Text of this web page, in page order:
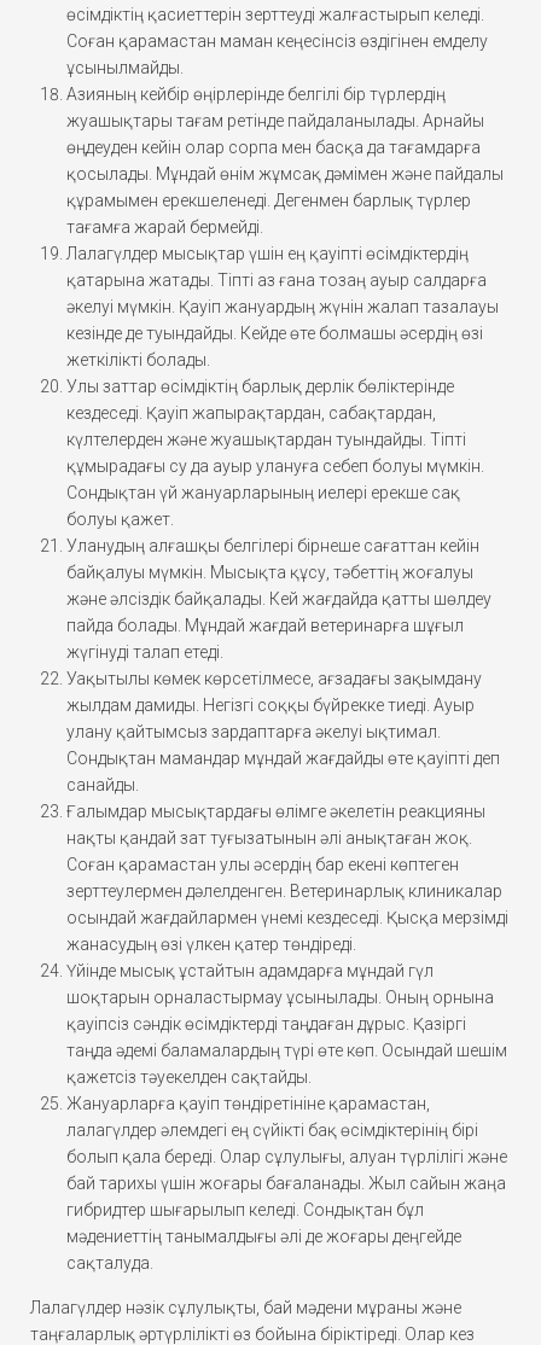
өсімдіктің қасиеттерін зерттеуді жалғастырып келеді.
Соған қарамастан маман кеңесінсіз өздігінен емделу
ұсынылмайды.
Азияның кейбір өңірлерінде белгілі бір түрлердің
жуашықтары тағам ретінде пайдаланылады. Арнайы
өңдеуден кейін олар сорпа мен басқа да тағамдарға
қосылады. Мұндай өнім жұмсақ дәмімен және пайдалы
құрамымен ерекшеленеді. Дегенмен барлық түрлер
тағамға жарай бермейді.
Лалагүлдер мысықтар үшін ең қауіпті өсімдіктердің
қатарына жатады. Тіпті аз ғана тозаң ауыр салдарға
әкелуі мүмкін. Қауіп жануардың жүнін жалап тазалауы
кезінде де туындайды. Кейде өте болмашы әсердің өзі
жеткілікті болады.
Улы заттар өсімдіктің барлық дерлік бөліктерінде
кездеседі. Қауіп жапырақтардан, сабақтардан,
күлтелерден және жуашықтардан туындайды. Тіпті
құмырадағы су да ауыр улануға себеп болуы мүмкін.
Сондықтан үй жануарларының иелері ерекше сақ
болуы қажет.
Уланудың алғашқы белгілері бірнеше сағаттан кейін
байқалуы мүмкін. Мысықта құсу, тәбеттің жоғалуы
және әлсіздік байқалады. Кей жағдайда қатты шөлдеу
пайда болады. Мұндай жағдай ветеринарға шұғыл
жүгінуді талап етеді.
Уақытылы көмек көрсетілмесе, ағзадағы зақымдану
жылдам дамиды. Негізгі соққы бүйрекке тиеді. Ауыр
улану қайтымсыз зардаптарға әкелуі ықтимал.
Сондықтан мамандар мұндай жағдайды өте қауіпті деп
санайды.
Ғалымдар мысықтардағы өлімге әкелетін реакцияны
нақты қандай зат туғызатынын әлі анықтаған жоқ.
Соған қарамастан улы әсердің бар екені көптеген
зерттеулермен дәлелденген. Ветеринарлық клиникалар
осындай жағдайлармен үнемі кездеседі. Қысқа мерзімді
жанасудың өзі үлкен қатер төндіреді.
Үйінде мысық ұстайтын адамдарға мұндай гүл
шоқтарын орналастырмау ұсынылады. Оның орнына
қауіпсіз сәндік өсімдіктерді таңдаған дұрыс. Қазіргі
таңда әдемі баламалардың түрі өте көп. Осындай шешім
қажетсіз тәуекелден сақтайды.
Жануарларға қауіп төндіретініне қарамастан,
лалагүлдер әлемдегі ең сүйікті бақ өсімдіктерінің бірі
болып қала береді. Олар сұлулығы, алуан түрлілігі және
бай тарихы үшін жоғары бағаланады. Жыл сайын жаңа
гибридтер шығарылып келеді. Сондықтан бұл
мәдениеттің танымалдығы әлі де жоғары деңгейде
сақталуда.
Лалагүлдер нәзік сұлулықты, бай мәдени мұраны және
таңғаларлық әртүрлілікті өз бойына біріктіреді. Олар кез